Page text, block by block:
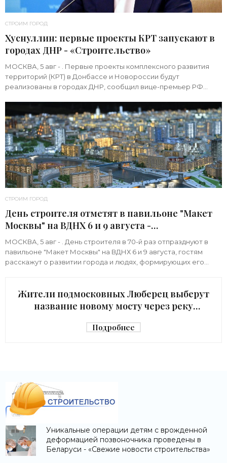
СТРОИМ ГОРОД
Хуснуллин: первые проекты КРТ запускают в
городах ДНР - «Строительство»
МОСКВА, 5 авг - . Первые проекты комплексного развития
территорий (КРТ) в Донбассе и Новороссии будут
реализованы в городах ДНР, сообщил вице-премьер РФ
СТРОИМ ГОРОД
День строителя отметят в павильоне "Макет
Москвы" на ВДНХ 6 и 9 августа -
«Строительство»
МОСКВА, 5 авг - . День строителя в 70-й раз отпразднуют в
павильоне "Макет Москвы" на ВДНХ 6 и 9 августа, гостям
расскажут о развитии города и людях, формирующих его
Жители подмосковных Люберец выберут
название новому мосту через реку
Подробнее
Уникальные операции детям с врожденной
деформацией позвоночника проведены в
Беларуси - «Свежие новости строительства»